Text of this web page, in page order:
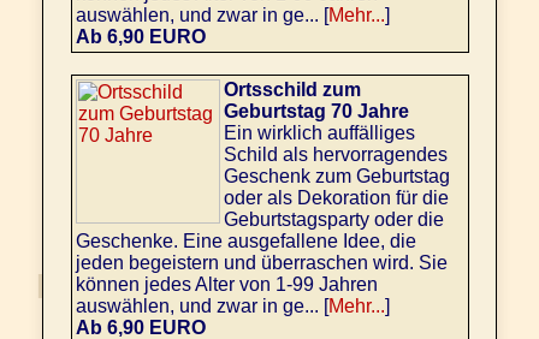
auswählen, und zwar in ge... [Mehr...]
Ab 6,90 EURO
Ortsschild zum
Geburtstag 70 Jahre
Ein wirklich auffälliges
Schild als hervorragendes
Geschenk zum Geburtstag
oder als Dekoration für die
Geburtstagsparty oder die
Geschenke. Eine ausgefallene Idee, die
jeden begeistern und überraschen wird. Sie
können jedes Alter von 1-99 Jahren
auswählen, und zwar in ge... [Mehr...]
Ab 6,90 EURO